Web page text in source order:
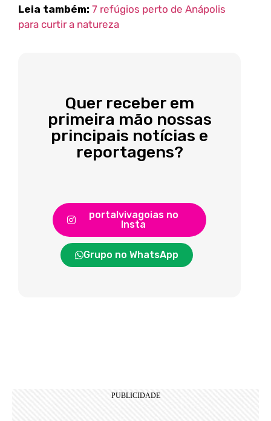
Leia também: 7 refúgios perto de Anápolis
para curtir a natureza
Quer receber em
primeira mão nossas
principais notícias e
reportagens?
portalvivagoias no
Insta
Grupo no WhatsApp